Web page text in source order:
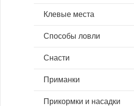
Клевые места
Способы ловли
Снасти
Приманки
Прикормки и насадки